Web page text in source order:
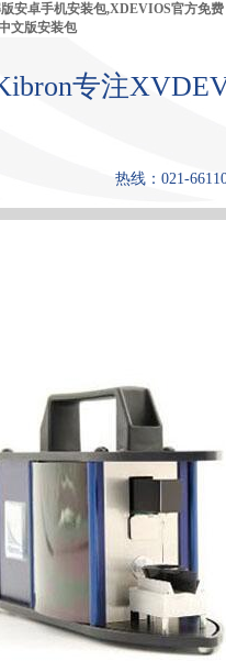
安卓手机安装包,XDEVIOS官方免费
文版安装包
专注
热线：021-
产品中心 张力仪